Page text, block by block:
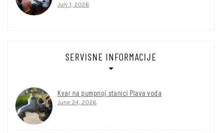
July 1, 2026
SERVISNE INFORMACIJE
Kvar na pumpnoj stanici Plava voda
June 24, 2026